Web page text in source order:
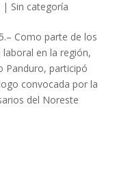
| Sin categoría
Como parte de los
en la región,
Panduro, participó
convocada por la
del Noreste